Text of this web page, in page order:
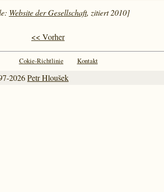
Website der Gesellschaft, zitiert 2010]
<< Vorher
Cokie-Richtlinie Kontakt
2026Petr Hloušek